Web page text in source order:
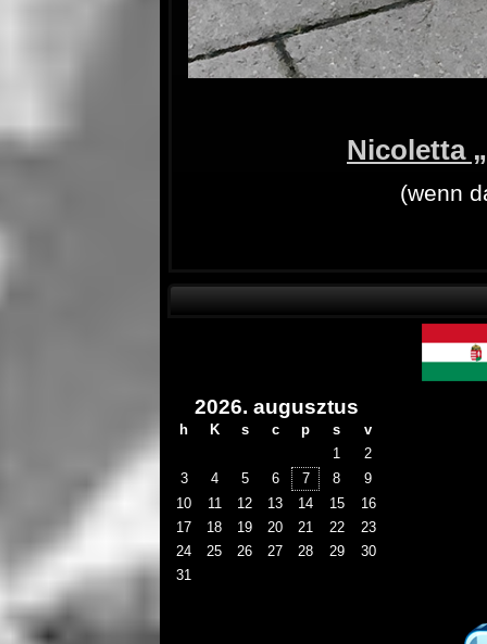
Nicoletta
(wenn
2026. augusztus
h K s c p s
v
1
2
3
4 5 6 7 8
9
10
11 12 13 14 15
16
17
18 19 20 21 22
23
24
25 26 27 28 29
30
31